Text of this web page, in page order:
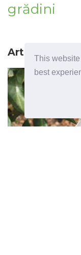
This
best
grădini
Articolul